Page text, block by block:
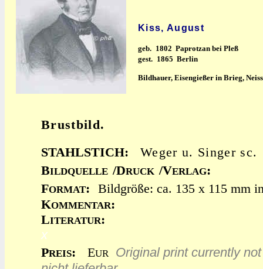
Kiss, August
geb. 1802 Paprotzan bei Pleß
gest. 1865 Berlin
Bildhauer, Eisengießer in Brieg,
Brustbild.
STAHLSTICH:
Weger u. Singer sc.
BILDQUELLE /DRUCK /VERLAG:
FORMAT:
Bildgröße: ca. 135 x 115 mm
KOMMENTAR:
LITERATUR:
x
PREIS: EUR
Original print currently